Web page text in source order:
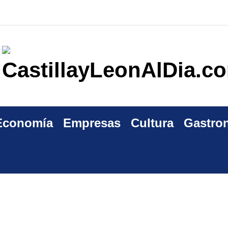
Empresas Cultura